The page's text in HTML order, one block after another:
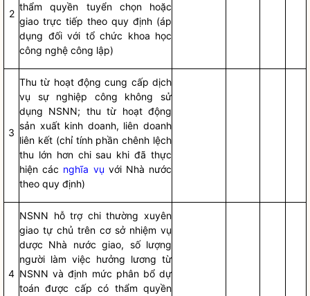
2
thẩmquyền tuyển chọn hoặc
giao trực tiếp theo quy định (áp
dụng đối với tổ chức khoa học
công nghệ công lập)
3
Thu từ hoạt động cung cấp dịch
vụ sự nghiệp công khôngsử
dụng NSNN; thu từ hoạt động
sản xuất kinh doanh, liên doanh
liên kết (chỉ tính phần chênh lệch
thu lớn hơn chi sau khiđã thực
hiện các nghĩa vụ với Nhà nước
theo quy định)
4
NSNN hỗ trợ chi thường xuyên
giao tự chủ trên cơ sở nhiệm vụ
dược Nhà nước giao, số lượng
người làm việc hưởng lương từ
NSNN và định mức phân bổ dự
toán được cấp có thẩm quyền